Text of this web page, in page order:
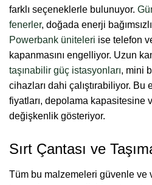
farklı seçeneklerle bulunuyor.
fenerler, doğada enerji
Powerbank üniteleri ise telefon
kapanmasını engelliyor. Uzun
taşınabilir güç istasyonları, mini
cihazları dahi çalıştırabiliyor.
fiyatları, depolama kapasitesine
değişkenlik gösteriyor.
Sırt Çantası ve
Tüm bu malzemeleri güvenle ve